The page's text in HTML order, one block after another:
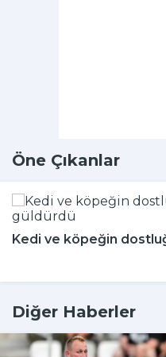
Öne Çıkanlar
Kedi ve köpeğin
Diğer Haberler